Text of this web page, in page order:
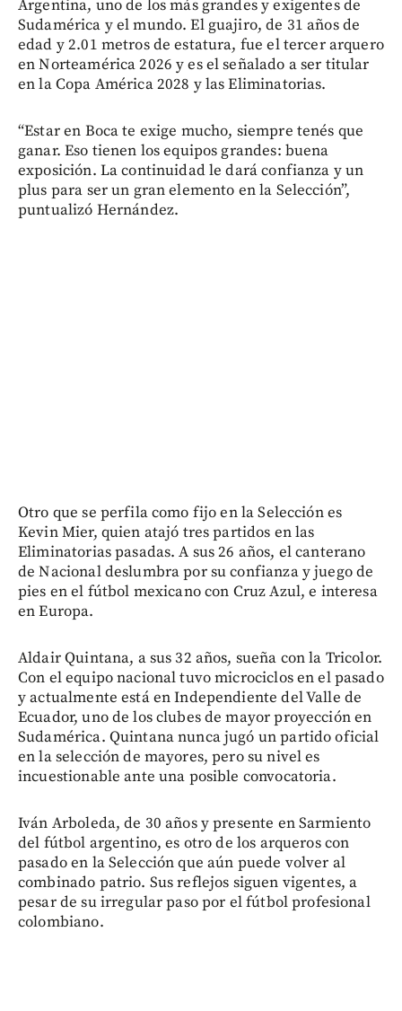
Argentina, uno de los más grandes y exigentes de
Sudamérica y el mundo. El guajiro, de 31 años de
edad y 2.01 metros de estatura, fue el tercer arquero
en Norteamérica 2026 y es el señalado a ser titular
en la Copa América 2028 y las Eliminatorias.
“Estar en Boca te exige mucho, siempre tenés que
ganar. Eso tienen los equipos grandes: buena
exposición. La continuidad le dará confianza y un
plus para ser un gran elemento en la Selección”,
puntualizó Hernández.
Otro que se perfila como fijo en la Selección es
Kevin Mier, quien atajó tres partidos en las
Eliminatorias pasadas. A sus 26 años, el canterano
de Nacional deslumbra por su confianza y juego de
pies en el fútbol mexicano con Cruz Azul, e interesa
en Europa.
Aldair Quintana, a sus 32 años, sueña con la Tricolor.
Con el equipo nacional tuvo microciclos en el pasado
y actualmente está en Independiente del Valle de
Ecuador, uno de los clubes de mayor proyección en
Sudamérica. Quintana nunca jugó un partido oficial
en la selección de mayores, pero su nivel es
incuestionable ante una posible convocatoria.
Iván Arboleda, de 30 años y presente en Sarmiento
del fútbol argentino, es otro de los arqueros con
pasado en la Selección que aún puede volver al
combinado patrio. Sus reflejos siguen vigentes, a
pesar de su irregular paso por el fútbol profesional
colombiano.